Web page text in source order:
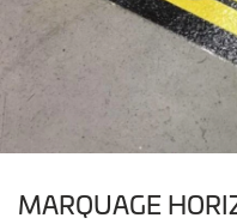
MARQUAGE